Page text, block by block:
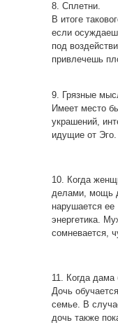
8. Сплетни.
В итоге
если
под
привлечешь
9. Грязные
Имеет место
украшений,
идущие от Эго.
10. Когда
делами, мощь
нарушается ее
энергетика.
сомневается,
11. Когда дама
Дочь
семье. В
дочь также